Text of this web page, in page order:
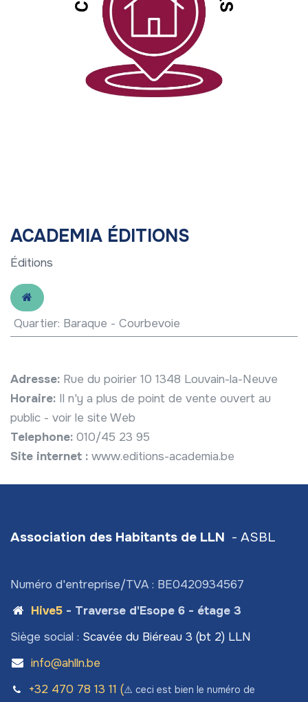
ACADEMIA ÉDITIONS
Éditions
Quartier: Baraque - Courbevoie
Adresse: Rue du poirier 10 1348 Louvain-la-Neuve
Horaire: Il n'y a plus de point de vente ouvert au
public - voir le site Web
Telephone: 010/45 23 95
Site internet : www.editions-academia.be
Association des Habitants de LLN - ASBL
Numéro d'entreprise/TVA : BE0420934567
Hive5- Traverse d'Esope 6 - étage 3
Siège social : Scavée du Biéreau 3 (bt 2) LLN
info@ahlln.be
+32 470 78​ 13 11 (⚠️ ceci est bien le numéro de